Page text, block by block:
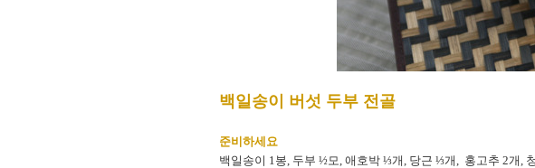
백일송이 버섯 두부 전골
준비하세요
백일송이 1봉, 두부 ½모, 애호박 ⅓개, 당근 ⅓개, 홍고추 2개,